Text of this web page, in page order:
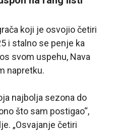
koji je osvojio četiri
i stalno se penje ka
svom uspehu, Nava
napretku.
najbolja sezona do
što sam postigao“,
„Osvajanje četiri